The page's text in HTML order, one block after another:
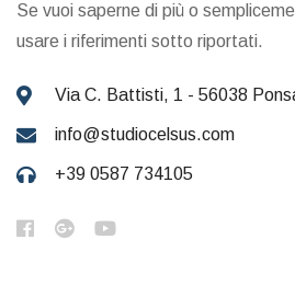
Se vuoi saperne di più o
usare i riferimenti sotto riportati.
Via C. Battisti, 1 - 56038
info@studiocelsus.com
+39 0587 734105